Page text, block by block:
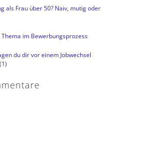
als Frau über 50? Naiv, mutig oder
im Bewerbungsprozess
du dir vor einem Jobwechsel